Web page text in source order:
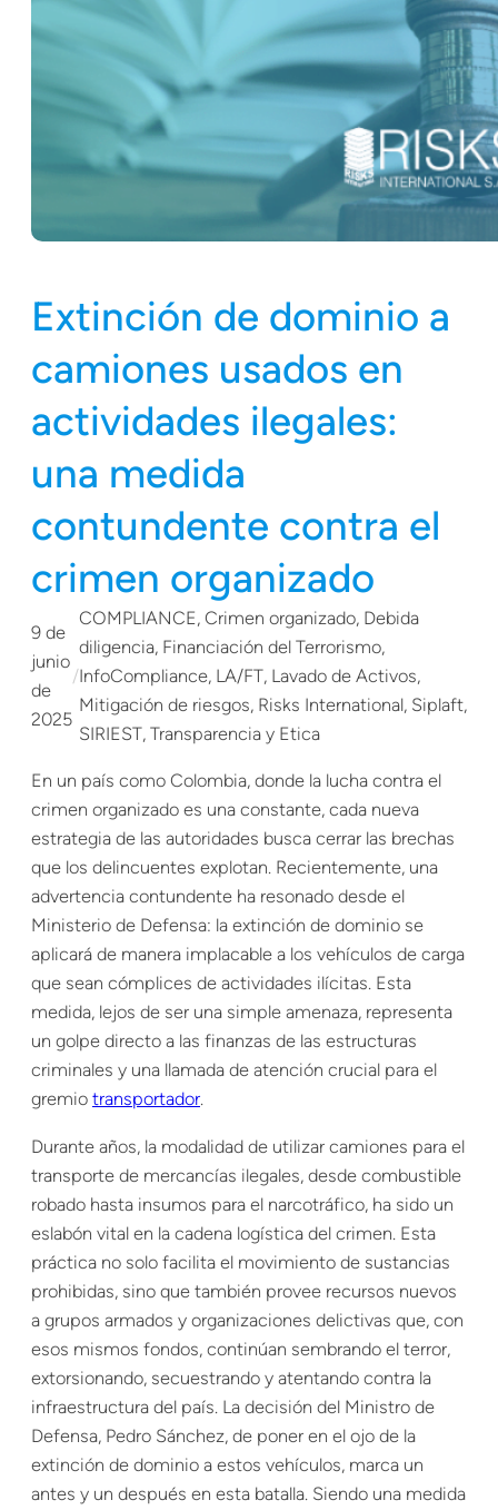
Extinción de dominio a
camiones usados en
actividades ilegales:
una medida
contundente contra el
crimen organizado
9 de
junio
de
2025
/
COMPLIANCE, Crimen organizado, Debida
diligencia, Financiación del Terrorismo
InfoCompliance, LA/FT, Lavado de Activos
Mitigación de riesgos, Risks International, Siplaft
SIRIEST, Transparencia y Etica
En un país como Colombia, donde la lucha contra el
crimen organizado es una constante, cada nueva
estrategia de las autoridades busca cerrar las brechas
que los delincuentes explotan. Recientemente, una
advertencia contundente ha resonado desde el
Ministerio de Defensa: la extinción de dominio se
aplicará de manera implacable a los vehículos de carga
que sean cómplices de actividades ilícitas. Esta
medida, lejos de ser una simple amenaza, representa
un golpe directo a las finanzas de las estructuras
criminales y una llamada de atención crucial para el
gremio transportador.
Durante años, la modalidad de utilizar camiones para el
transporte de mercancías ilegales, desde combustible
robado hasta insumos para el narcotráfico, ha sido un
eslabón vital en la cadena logística del crimen. Esta
práctica no solo facilita el movimiento de sustancias
prohibidas, sino que también provee recursos nuevos
a grupos armados y organizaciones delictivas que, con
esos mismos fondos, continúan sembrando el terror,
extorsionando, secuestrando y atentando contra la
infraestructura del país. La decisión del Ministro de
Defensa, Pedro Sánchez, de poner en el ojo de la
extinción de dominio a estos vehículos, marca un
antes y un después en esta batalla. Siendo una medida